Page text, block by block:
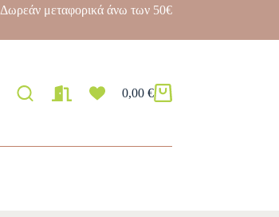
Δωρεάν μεταφορικά άνω των 50€
0,00 €